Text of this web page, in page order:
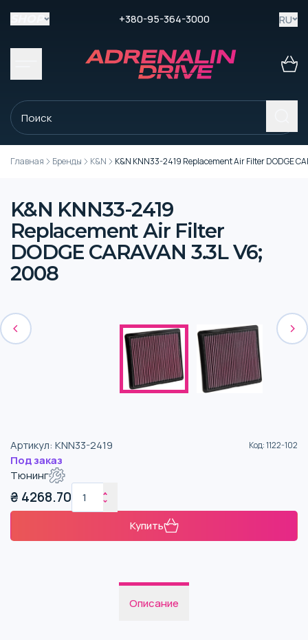
+380-95-364-3000 RU
Главная Бренды K&N K&N KNN33-2419 Replacement Air Filter DODGE
K&N KNN33-2419
Replacement Air Filter
DODGE CARAVAN 3.3L V6;
2008
Артикул: KNN33-2419 Код:1122-102
Под заказ
Тюнинг
₴ 4268.70
Купить
Описание